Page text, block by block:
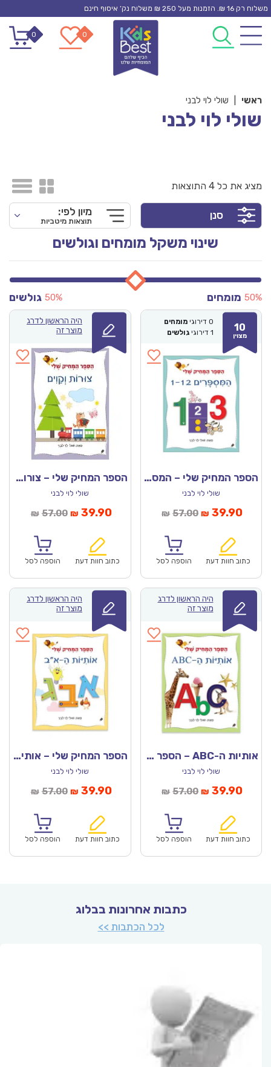
Skip
content
משלוח רק 16 ₪. הזמנות מעל 250 ₪ משלוח נק’ איסוף חינם
0
0
ראשי שולי לוי לבני
שולי לוי לבני
מציג את כל 4 התוצאות
סנן מיון לפי:
תוצאות מיטביות
שינוי משקל מומחים וגולשים
מומחים 50% גולשים 50%
10
מצוין
0 דירוגי מומחים
1 דירוגי גולשים
הספר המחיק שלי – המספרים 1-12
שולי לוי לבני
₪ 57.00המחיר
₪57.00.
₪ 39.90
כתוב חוות דעת הוספה לסל
היה הראשון לדרג
מוצר זה
הספר המחיק שלי – צורות וקווים
שולי לוי לבני
₪ 57.00המחיר
₪57.00.
₪ 39.90המחיר
כתוב חוות דעת הוספה לסל
היה הראשון לדרג
מוצר זה
אותיות ה-ABC – הספר המחיק שלי
שולי לוי לבני
₪ 57.00המחיר
₪57.00.
₪ 39.90
כתוב חוות דעת הוספה לסל
היה הראשון לדרג
מוצר זה
הספר המחיק שלי – אותיות ה-א”ב
שולי לוי לבני
₪ 57.00המחיר
₪57.00.
₪ 39.90המחיר
כתוב חוות דעת הוספה לסל
כתבות אחרונות בבלוג
לכל הכתבות >>